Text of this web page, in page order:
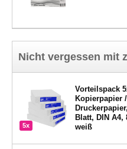
Nicht vergessen mit
5x
Vorteilspack
Kopierpapier /
Blatt, DIN A4,
weiß